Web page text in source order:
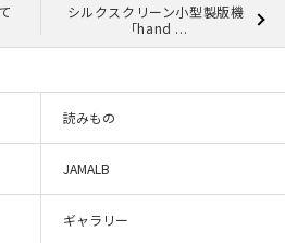
シルクスクリーン小型製版機
「hand ...
読みもの
JAMALB
ギャラリー